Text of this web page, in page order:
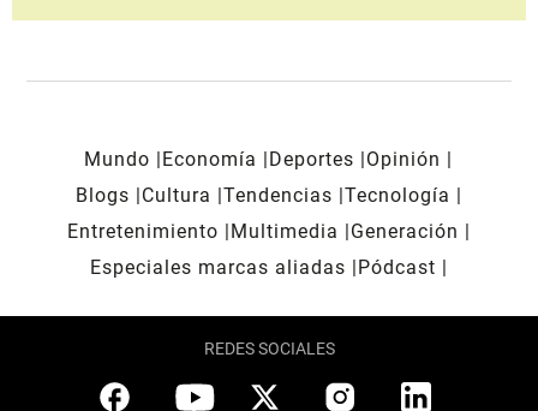
Mundo Economía Deportes
Opinión
Blogs
Cultura Tendencias Tecnología
Entretenimiento
Multimedia
Generación
Especiales marcas aliadas
Pódcast
REDES SOCIALES